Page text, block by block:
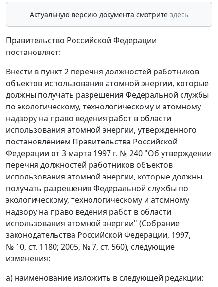
Актуальную версию документа смотрите здесь
Правительство Российской Федерации
постановляет:
Внести в пункт 2 перечня должностей работников
объектов использования атомной энергии, которые
должны получать разрешения Федеральной службы
по экологическому, технологическому и атомному
надзору на право ведения работ в области
использования атомной энергии, утвержденного
постановлением Правительства Российской
Федерации от 3 марта 1997 г. № 240 "Об утверждении
перечня должностей работников объектов
использования атомной энергии, которые должны
получать разрешения Федеральной службы по
экологическому, технологическому и атомному
надзору на право ведения работ в области
использования атомной энергии" (Собрание
законодательства Российской Федерации, 1997,
№ 10, ст. 1180; 2005, № 7, ст. 560), следующие
изменения:
а) наименование изложить в следующей редакции: